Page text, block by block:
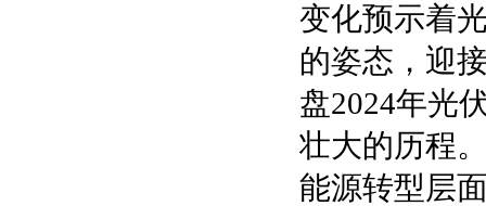
变化预示着
的姿态，迎
盘2024年光
壮大的历程
能源转型层